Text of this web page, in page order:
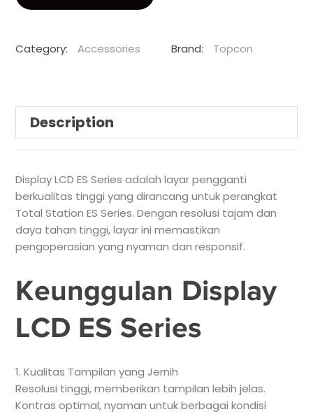
Category: Accessories Brand: Topcon
Description
Display LCD ES Series adalah layar pengganti
berkualitas tinggi yang dirancang untuk perangkat
Total Station ES Series. Dengan resolusi tajam dan
daya tahan tinggi, layar ini memastikan
pengoperasian yang nyaman dan responsif.
Keunggulan Display
LCD ES Series
1. Kualitas Tampilan yang Jernih
Resolusi tinggi, memberikan tampilan lebih jelas.
Kontras optimal, nyaman untuk berbagai kondisi